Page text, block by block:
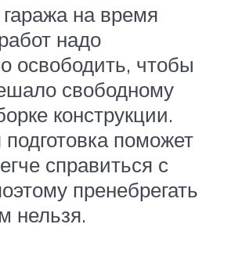
на время
надо
освободить, чтобы
свободному
конструкции.
поможет
справиться с
пренебрегать
нельзя.